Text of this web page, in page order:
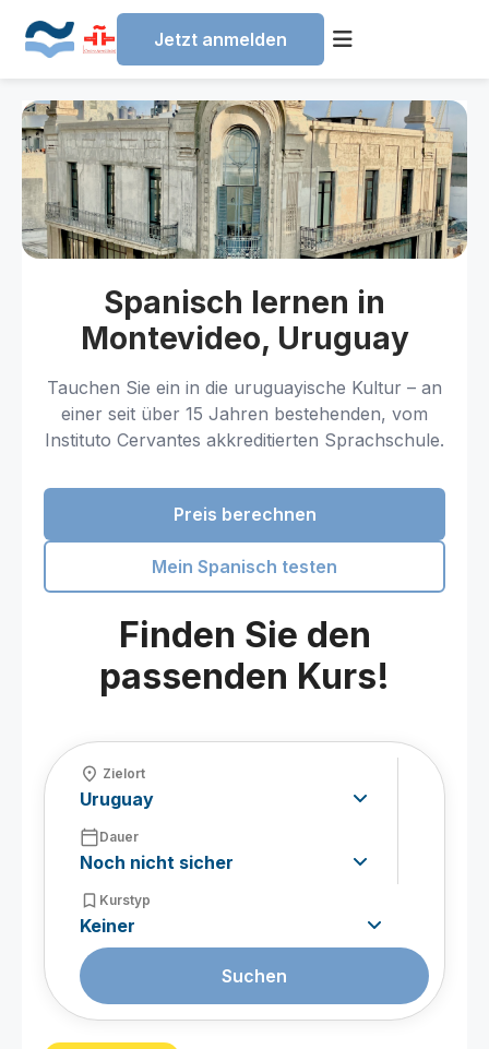
Jetzt anmelden
content
Spanisch lernen in
Montevideo, Uruguay
Tauchen Sie ein in die uruguayische Kultur – an
einer seit über 15 Jahren bestehenden, vom
Instituto Cervantes akkreditierten Sprachschule.
Preis berechnen
Mein Spanisch testen
Finden Sie den
passenden Kurs!
fmd_good Zielort
calendar_today Dauer
bookmark_border Kurstyp
Suchen